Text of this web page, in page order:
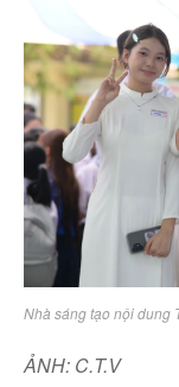
Nhà sáng tạo nội dung
ẢNH: C.T.V